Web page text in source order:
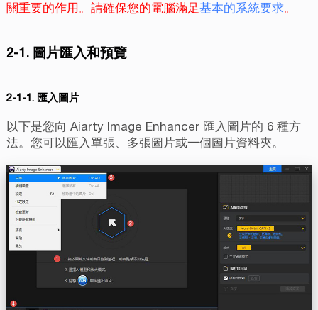
關重要的作用。請確保您的電腦滿足基本的系統要求。
2-1. 圖片匯入和預覽
2-1-1. 匯入圖片
以下是您向 Aiarty Image Enhancer 匯入圖片的 6 種方
法。您可以匯入單張、多張圖片或一個圖片資料夾。